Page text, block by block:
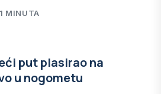
1 MINUTA
put plasirao na
u nogometu